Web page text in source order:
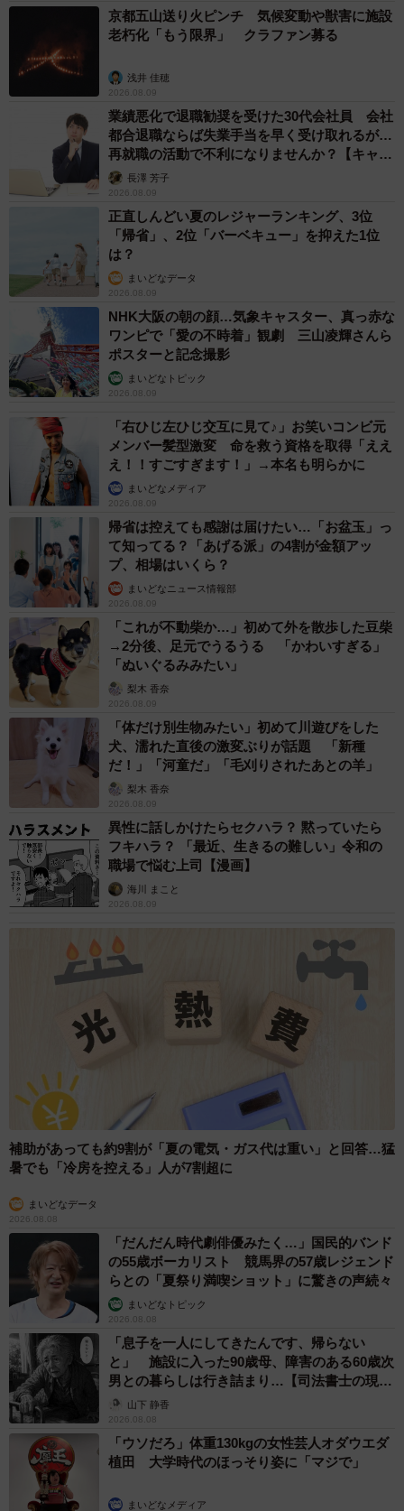
京都五山送り火ピンチ 気候変動や獣害に施設
老朽化「もう限界」 クラファン募る
浅井 佳穂
2026.08.09
業績悪化で退職勧奨を受けた30代会社員 会社
都合退職ならば失業手当を早く受け取れるが…
再就職の活動で不利になりませんか？【キャリ
アカウンセラーが解説】
長澤 芳子
2026.08.09
正直しんどい夏のレジャーランキング、3位
「帰省」、2位「バーベキュー」を抑えた1位
は？
まいどなデータ
2026.08.09
NHK大阪の朝の顔…気象キャスター、真っ赤な
ワンピで「愛の不時着」観劇 三山凌輝さんら
ポスターと記念撮影
まいどなトピック
2026.08.09
「右ひじ左ひじ交互に見て♪」お笑いコンビ元
メンバー髪型激変 命を救う資格を取得「ええ
え！！すごすぎます！」→本名も明らかに
まいどなメディア
2026.08.09
帰省は控えても感謝は届けたい…「お盆玉」っ
て知ってる？「あげる派」の4割が金額アッ
プ、相場はいくら？
まいどなニュース情報部
2026.08.09
「これが不動柴か…」初めて外を散歩した豆柴
→2分後、足元でうるうる 「かわいすぎる」
「ぬいぐるみみたい」
梨木 香奈
2026.08.09
「体だけ別生物みたい」初めて川遊びをした
犬、濡れた直後の激変ぶりが話題 「新種
だ！」「河童だ」「毛刈りされたあとの羊」
梨木 香奈
2026.08.09
異性に話しかけたらセクハラ？ 黙っていたら
フキハラ？ 「最近、生きるの難しい」令和の
職場で悩む上司【漫画】
海川 まこと
2026.08.09
補助があっても約9割が「夏の電気・ガス代は重い」と回答…猛
暑でも「冷房を控える」人が7割超に
まいどなデータ
2026.08.08
「だんだん時代劇俳優みたく…」国民的バンド
の55歳ボーカリスト 競馬界の57歳レジェンド
らとの「夏祭り満喫ショット」に驚きの声続々
まいどなトピック
2026.08.08
「息子を一人にしてきたんです、帰らない
と」 施設に入った90歳母、障害のある60歳次
男との暮らしは行き詰まり…【司法書士の現場
から】山下 静香
2026.08.08
「ウソだろ」体重130kgの女性芸人オダウエダ
植田 大学時代のほっそり姿に「マジで」
まいどなメディア